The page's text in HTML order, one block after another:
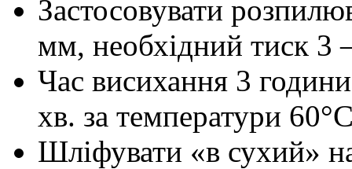
Застосовувати
мм, необхідний тиск 3
Час висихання 3
хв. за температури
Шліфувати «в сухий»